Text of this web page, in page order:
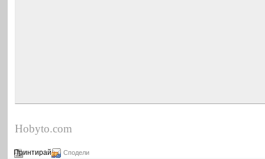
Hobyto.com
Принтирай Сподели